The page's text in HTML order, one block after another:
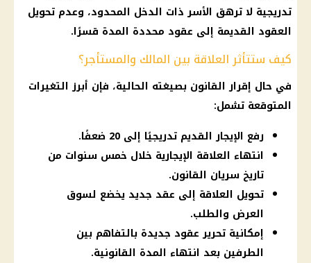
تدريجية لا ترهق الأسر ذات الدخل المحدود، وعدم تحويل
العقود القديمة إلى عقود محددة المدة قسرًا.
كيف ستتأثر العلاقة بين المالك والمستأجر؟
في حال إقرار القانون بصيغته الحالية، فإن أبرز التغيرات
المتوقعة تشمل:
رفع الإيجار القديم تدريجيًا إلى 20 ضعفًا.
انتهاء العلاقة الإيجارية خلال خمس سنوات من
تاريخ سريان القانون.
تحويل العلاقة إلى عقد جديد يخضع لسوق
العرض والطلب.
إمكانية تحرير عقود جديدة بالتفاهم بين
الطرفين بعد انتهاء المدة القانونية.